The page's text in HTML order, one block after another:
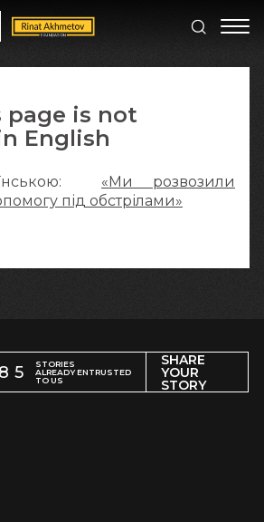
page is not
English
«Ми розвозили
під обстрілами»
STORIES
ALREADY ENTRUSTED
TO US
SHARE
YOUR
STORY